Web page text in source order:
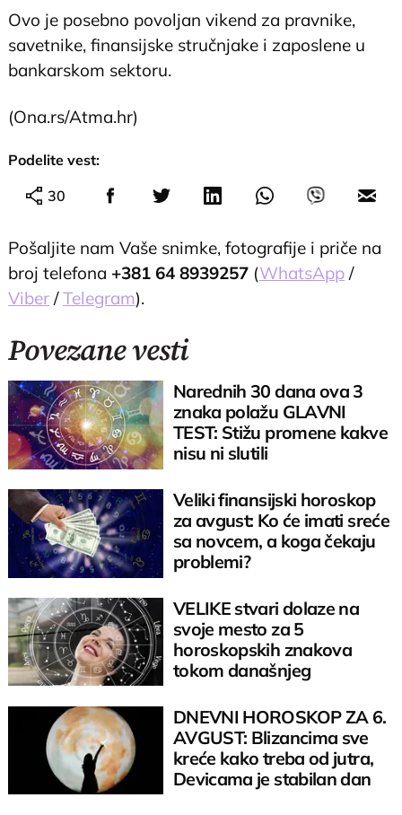
Ovo je posebno povoljan vikend za pravnike,
savetnike, finansijske stručnjake i zaposlene u
bankarskom sektoru.
(Ona.rs/Atma.hr)
Podelite vest:
30
Pošaljite nam Vaše snimke, fotografije i priče na
broj telefona +381 64 8939257 (WhatsApp /
Viber /Telegram).
Povezane vesti
Narednih 30 dana ova 3
znaka polažu GLAVNI
TEST: Stižu promene kakve
nisu ni slutili
Veliki finansijski horoskop
za avgust: Ko će imati sreće
sa novcem, a koga čekaju
problemi?
VELIKE stvari dolaze na
svoje mesto za 5
horoskopskih znakova
tokom današnjeg
DNEVNI HOROSKOP ZA 6.
AVGUST: Blizancima sve
kreće kako treba od jutra,
Devicama je stabilan dan